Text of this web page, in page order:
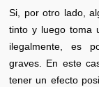
Si, por otro lado,
tinto y luego toma
ilegalmente, es
graves. En este
tener un efecto